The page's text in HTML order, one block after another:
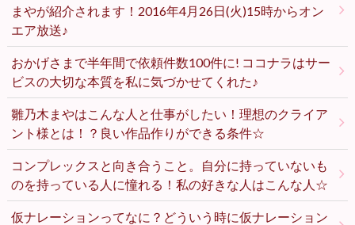
まやが紹介されます！2016年4月26日(火)15時からオン
エア放送♪
おかげさまで半年間で依頼件数100件に! ココナラはサー
ビスの大切な本質を私に気づかせてくれた♪
雛乃木まやはこんな人と仕事がしたい！理想のクライア
ント様とは！？良い作品作りができる条件☆
コンプレックスと向き合うこと。自分に持っていないも
のを持っている人に憧れる！私の好きな人はこんな人☆
仮ナレーションってなに？どういう時に仮ナレーション